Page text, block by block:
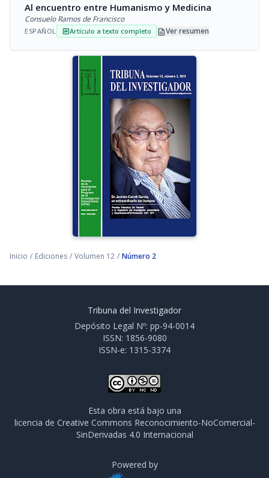
Al encuentro entre Humanismo y Medicina
Consuelo Ramos de Francisco
ESPAÑOL articleArtículo a texto completo descriptionVer resumen
Inicio / Ediciones / Volumen 12 / Número 2
Tribuna del Investigador
Depósito Legal Nº: pp-94-0014
ISSN: 1856-9080
ISSN-e: 1315-3374
Esta obra está bajo una
licencia de Creative Commons Reconocimiento-NoComercial-
SinDerivadas 4.0 Internacional
Powered by